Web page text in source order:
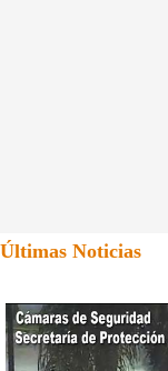
Últimas Noticias